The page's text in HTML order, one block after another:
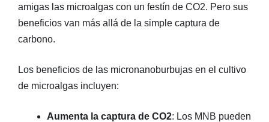
amigas las microalgas con un festín de CO2. Pero sus
beneficios van más allá de la simple captura de
carbono.
Los beneficios de las micronanoburbujas en el cultivo
de microalgas incluyen:
Aumenta la captura de CO2: Los MNB pueden